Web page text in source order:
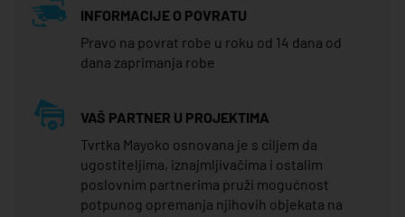
INFORMACIJE O POVRATU
Pravo na povrat robe u roku od 14 dana od
dana zaprimanja robe
VAŠ PARTNER U PROJEKTIMA
Tvrtka Mayoko osnovana je s ciljem da
ugostiteljima, iznajmljivačima i ostalim
poslovnim partnerima pruži mogućnost
potpunog opremanja njihovih objekata na